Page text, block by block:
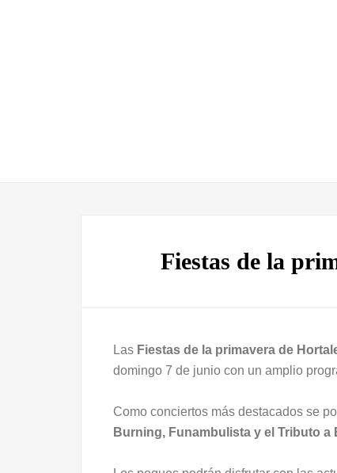
Fiestas de la
Las Fiestas de la primavera de
domingo 7 de junio con un amplio
Como conciertos más destacados se
Burning, Funambulista y el Tributo a